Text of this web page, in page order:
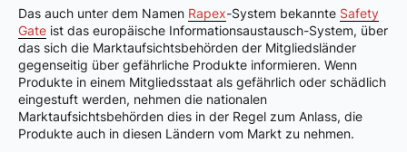
Das auch unter dem Namen Rapex-System bekannte Safety
Gate ist das europäische Informationsaustausch-System, über
das sich die Marktaufsichtsbehörden der Mitgliedsländer
gegenseitig über gefährliche Produkte informieren. Wenn
Produkte in einem Mitgliedsstaat als gefährlich oder schädlich
eingestuft werden, nehmen die nationalen
Marktaufsichtsbehörden dies in der Regel zum Anlass, die
Produkte auch in diesen Ländern vom Markt zu nehmen.